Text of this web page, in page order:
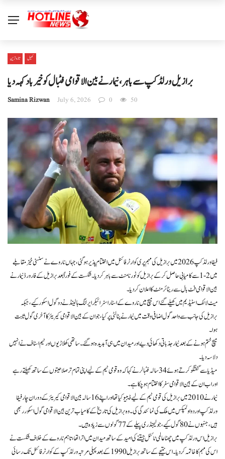
تازہ ترین کھیل
برازیل ورلڈ کپ سے باہر، نیمار نے بین الاقوامی فٹبال کو خیرباد کہہ دیا
Samina Rizwan July 6, 2026 0 50
فیفا ورلڈ کپ 2026 میں برازیل کی مہم پری کوارٹر فائنل میں اختتام پذیر ہوگئی، جہاں ناروے نے سنسنی خیز مقابلے
میں 2-1 سے کامیابی حاصل کر کے برازیل کو ٹورنامنٹ سے باہر کر دیا۔ شکست کے فوراً بعد برازیل کے فارورڈ نیمار نے
بین الاقوامی فٹ بال سے ریٹائرمنٹ کا اعلان کر دیا۔
میٹ لائف اسٹیڈیم میں کھیلے گئے اس میچ میں ناروے کے اسٹار اسٹرائیکر ایرلنگ ہالینڈ نے دو گول اسکور کیے، جبکہ
برازیل کی جانب سے واحد گول اضافی وقت میں نیمار نے پنالٹی پر کیا، جو ان کے بین الاقوامی کیریئر کا آخری گول ثابت
ہوا۔
میچ ختم ہونے کے بعد نیمار جذباتی دکھائی دیے اور میدان میں ہی آبدیدہ ہو گئے۔ ساتھی کھلاڑیوں اور ٹیم اسٹاف نے انہیں
دلاسہ دیا۔
میڈیا سے گفتگو کرتے ہوئے 34 سالہ فٹبالر نے کہا کہ وہ قومی ٹیم کے لیے اپنی تمام تر صلاحیتوں کے ساتھ کھیلتے رہے
اور اب ان کے بین الاقوامی سفر کا اختتام ہو چکا ہے۔
نیمار نے 2010 میں برازیل کی قومی ٹیم کے لیے ڈیبیو کیا تھا اور اپنے 16 سالہ بین الاقوامی کیریئر کے دوران چار فیفا
ورلڈ کپ اور دو اولمپکس میں ملک کی نمائندگی کی۔ وہ برازیل کی تاریخ کے کامیاب ترین بین الاقوامی گول اسکورر بھی
ہیں، جنہوں نے 80 گول کیے، جو لیجنڈری پیلے کے 77 گولوں سے زیادہ ہیں۔
برازیل اس ورلڈ کپ میں چھٹا عالمی ٹائٹل جیتنے کی امید کے ساتھ میدان میں اترا تھا، تاہم ناروے کے خلاف شکست نے
اس کی مہم کا خاتمہ کر دیا۔ اس نتیجے کے ساتھ برازیل 1990 کے بعد پہلی مرتبہ ورلڈ کپ کے کوارٹر فائنل تک رسائی